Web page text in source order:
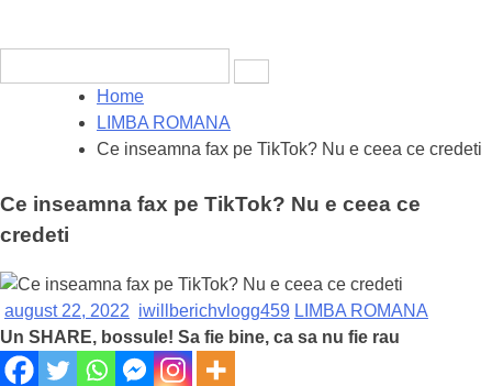
for:
Home
LIMBA ROMANA
Ce inseamna fax pe TikTok? Nu e ceea ce credeti
Ce inseamna fax pe TikTok? Nu e ceea ce
credeti
august 22, 2022 iwillberichvlogg459 LIMBA ROMANA
Un SHARE, bossule! Sa fie bine, ca sa nu fie rau